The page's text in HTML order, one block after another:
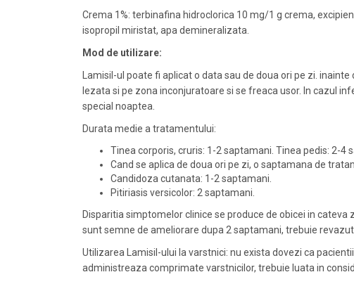
Crema 1%: terbinafina hidroclorica 10 mg/1 g crema,
isopropil miristat, apa demineralizata.
Mod de utilizare:
Lamisil-ul poate fi aplicat o data sau de doua ori pe zi.
lezata si pe zona inconjuratoare si se freaca usor. In cazul
special noaptea.
Durata medie a tratamentului:
Tinea corporis, cruris: 1-2 saptamani. Tinea pedis: 2-4
Cand se aplica de doua ori pe zi, o saptamana de
Candidoza cutanata: 1-2 saptamani.
Pitiriasis versicolor: 2 saptamani.
Disparitia simptomelor clinice se produce de obicei in
sunt semne de ameliorare dupa 2 saptamani, trebuie revazut
Utilizarea Lamisil-ului la varstnici: nu exista dovezi ca
administreaza comprimate varstnicilor, trebuie luata in